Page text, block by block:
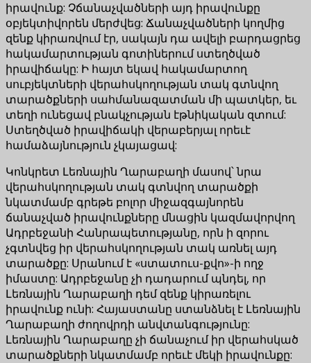
իրավունք: Չճանաչվածների այդ իրավունքը
օբյեկտիվորեն մերժվեց: Ճանաչվածների կողմից
զենք կիրառվում էր, սակայն դա ավելի բարդացրեց
հակամարտության գոտիներում ստեղծված
իրավիճակը: Ի հայտ եկավ հակամարտող
սուբյեկտների վերահսկողության տակ գտնվող
տարածքների սահմանազատման մի պատկեր, եւ
տեղի ունեցավ բնակչության էթնիկական զտում:
Ստեղծված իրավիճակի վերաբերյալ որեւէ
համաձայնություն չկայացավ:
Կոնկրետ Լեռնային Ղարաբաղի մասով՝ նրա
վերահսկողության տակ գտնվող տարածքի
նկատմամբ գրեթե բոլոր միջազգայնորեն
ճանաչված իրավունքները մնացին կազմավորվող
Ադրբեջանի Հանրապետությանը, որն ի զորու
չգտնվեց իր վերահսկողության տակ առնել այդ
տարածքը: Սրանում է «ստատուս-քվո»-ի ողջ
իմաստը: Ադրբեջանը չի դադարում պնդել, որ
Լեռնային Ղարաբաղի դեմ զենք կիրառելու
իրավունք ունի: Հայաստանը ստանձնել է Լեռնային
Ղարաբաղի ժողովրդի անվտանգությունը:
Լեռնային Ղարաբաղը չի ճանաչում իր վերահսկած
տարածքների նկատմամբ որեւէ մեկի իրավունքը: